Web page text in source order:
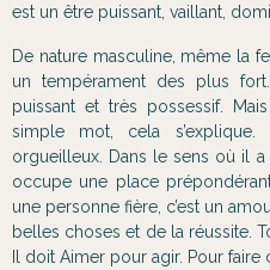
est un être puissant, vaillant,
De nature masculine, même la
un tempérament des plus
puissant et très possessif.
simple mot, cela
orgueilleux. Dans le sens où il
occupe une place
une personne fière, c’est un
belles choses et de la réussite.
Il doit Aimer pour agir. Pour faire